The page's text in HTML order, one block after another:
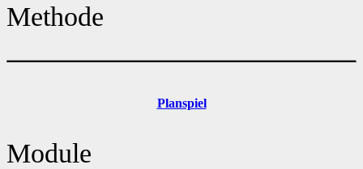
Methode
Planspiel
Module